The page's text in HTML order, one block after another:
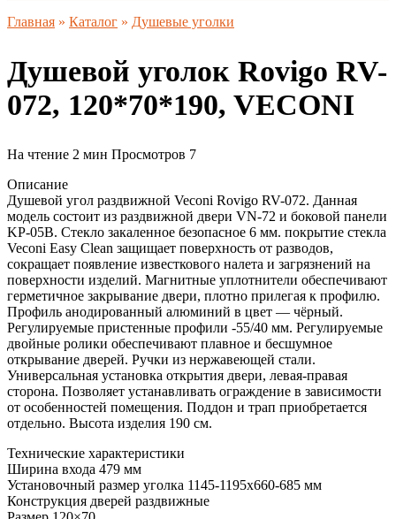
Главная » Каталог » Душевые уголки
Душевой уголок Rovigo RV-
072, 120*70*190, VECONI
На чтение 2 мин Просмотров 7
Описание
Душевой угол раздвижной Veconi Rovigo RV-072. Данная
модель состоит из раздвижной двери VN-72 и боковой панели
KP-05B. Стекло закаленное безопасное 6 мм. покрытие стекла
Veconi Easy Clean защищает поверхность от разводов,
сокращает появление известкового налета и загрязнений на
поверхности изделий. Магнитные уплотнители обеспечивают
герметичное закрывание двери, плотно прилегая к профилю.
Профиль анодированный алюминий в цвет — чёрный.
Регулируемые пристенные профили -55/40 мм. Регулируемые
двойные ролики обеспечивают плавное и бесшумное
открывание дверей. Ручки из нержавеющей стали.
Универсальная установка открытия двери, левая-правая
сторона. Позволяет устанавливать ограждение в зависимости
от особенностей помещения. Поддон и трап приобретается
отдельно. Высота изделия 190 см.
Технические характеристики
Ширина входа 479 мм
Установочный размер уголка 1145-1195х660-685 мм
Конструкция дверей раздвижные